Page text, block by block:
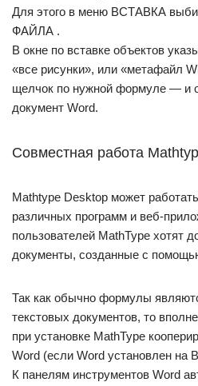
Для этого в меню ВСТАВКА
ФАЙЛА .
В окне по вставке объектов
«все рисунки», или «метафайл
щелчок по нужной формуле — и
документ Word.
Совместная работа
Mathtype Desktop может
различных программ и веб-
пользователей MathType хотят
документы, созданные с
Так как обычно формулы
текстовых документов, то
при установке MathType
Word (если Word установлен на
К панелям инструментов Word